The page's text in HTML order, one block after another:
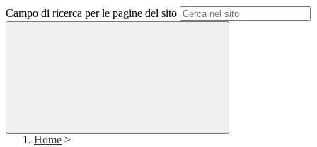
Campo di ricerca per le pagine del sito
Home >